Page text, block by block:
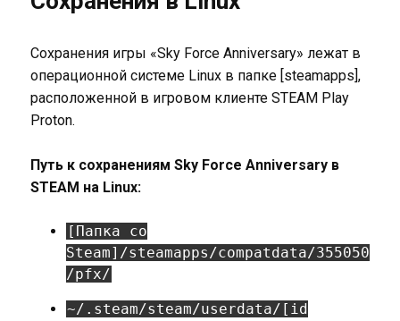
Сохранения игры «Sky Force Anniversary» лежат в
операционной системе Linux в папке [steamapps],
расположенной в игровом клиенте STEAM Play
Proton.
Путь к сохранениям Sky Force Anniversary в
STEAM на Linux:
[Папка со
Steam]/steamapps/compatdata/355050
/pfx/
~/.steam/steam/userdata/[id